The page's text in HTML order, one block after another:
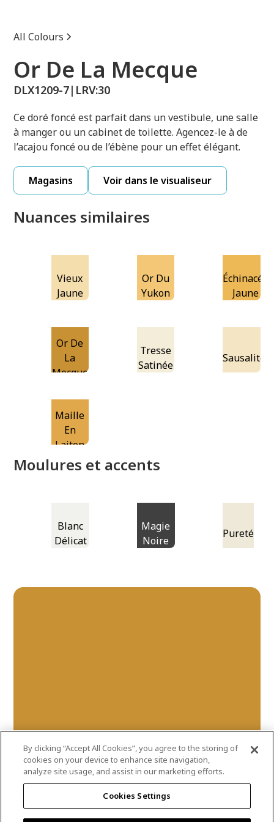
All Colours
Or De La Mecque
DLX1209-7| LRV:30
Ce doré foncé est parfait dans un vestibule, une salle
à manger ou un cabinet de toilette. Agencez-le à de
l’acajou foncé ou de l’ébène pour un effet élégant.
Magasins Voir dans le visualiseur
Nuances similaires
Vieux
Jaune
Or Du
Yukon
Échinacée
Jaune
Or De
La
Mecque
Tresse
Satinée
Sausalito
Maille
En
Laiton
Moulures et accents
Blanc
Délicat
Magie
Noire
Pureté
DLX1209-7
By clicking “Accept All Cookies”, you agree to the storing of
cookies on your device to enhance site navigation,
analyze site usage, and assist in our marketing efforts.
Cookies Settings